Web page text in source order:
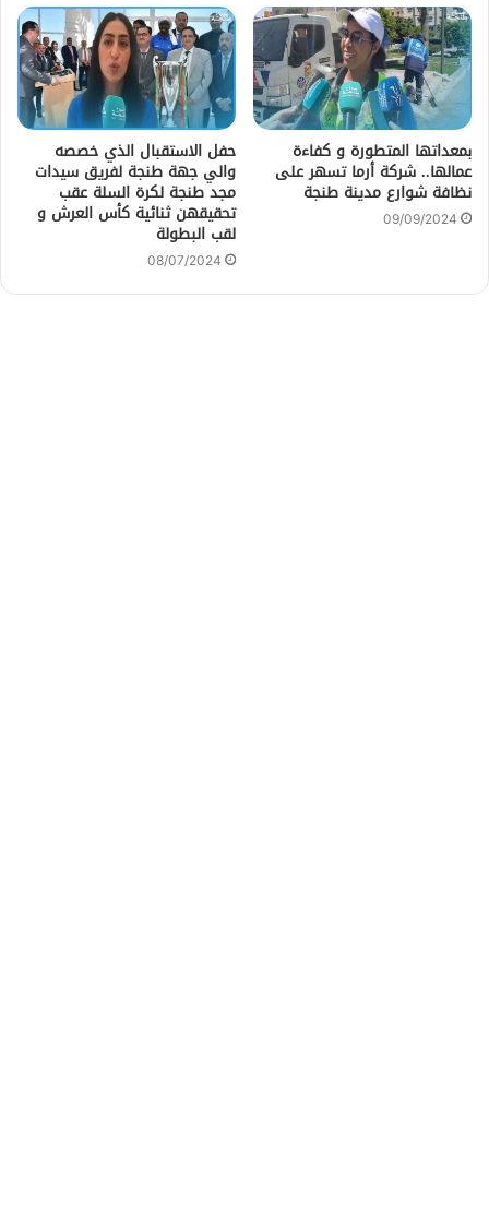
بمعداتها المتطورة و كفاءة
عمالها.. شركة أرما تسهر على
نظافة شوارع مدينة طنجة
09/09/2024
حفل الاستقبال الذي خصصه
والي جهة طنجة لفريق سيدات
مجد طنجة لكرة السلة عقب
تحقيقهن ثنائية كأس العرش و
لقب البطولة
08/07/2024